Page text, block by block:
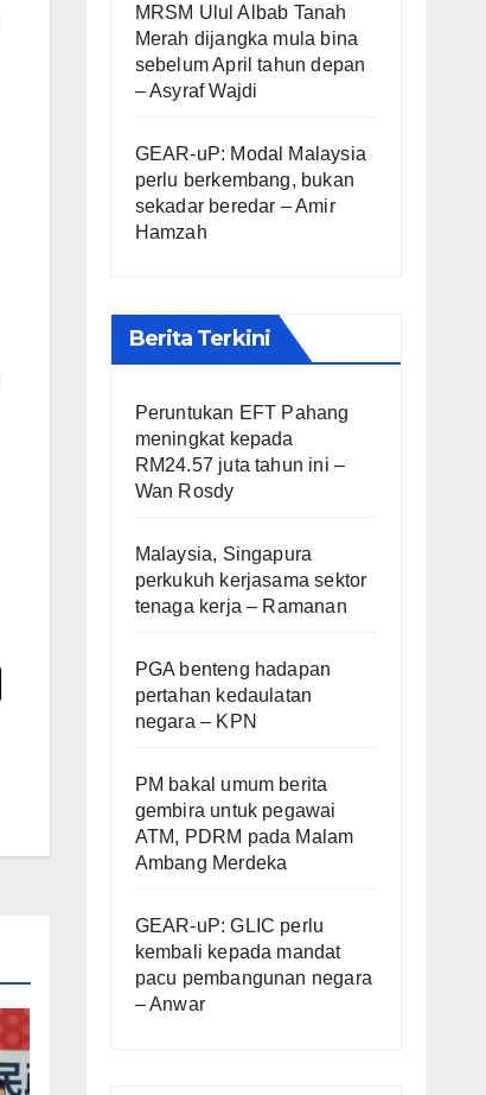
MRSM Ulul Albab Tanah
Merah dijangka mula bina
sebelum April tahun depan
– Asyraf Wajdi
GEAR-uP: Modal Malaysia
perlu berkembang, bukan
sekadar beredar – Amir
Hamzah
Berita Terkini
Peruntukan EFT Pahang
meningkat kepada
RM24.57 juta tahun ini –
Wan Rosdy
Malaysia, Singapura
perkukuh kerjasama sektor
tenaga kerja – Ramanan
PGA benteng hadapan
pertahan kedaulatan
negara – KPN
PM bakal umum berita
gembira untuk pegawai
ATM, PDRM pada Malam
Ambang Merdeka
GEAR-uP: GLIC perlu
kembali kepada mandat
pacu pembangunan negara
– Anwar